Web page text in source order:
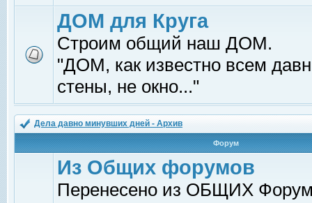
ДОМ для Круга
Строим общий наш ДОМ.
"ДОМ, как известно всем
стены, не окно..."
Дела давно минувших дней - Архив
Форум
Из Общих форумов
Перенесено из ОБЩИХ